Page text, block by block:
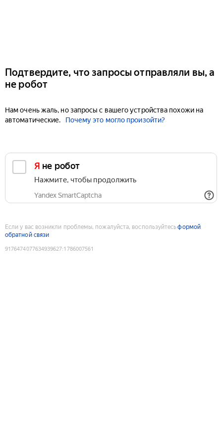
Подтвердите, что запросы отправляли вы, а
не робот
Нам очень жаль, но запросы с вашего устройства похожи на
автоматические.
Почему это могло произойти?
Я не робот
Нажмите, чтобы продолжить
Yandex SmartCaptcha
Если у вас возникли проблемы, пожалуйста, воспользуйтесьформой
обратной связи
9176474077634939627:1786007561